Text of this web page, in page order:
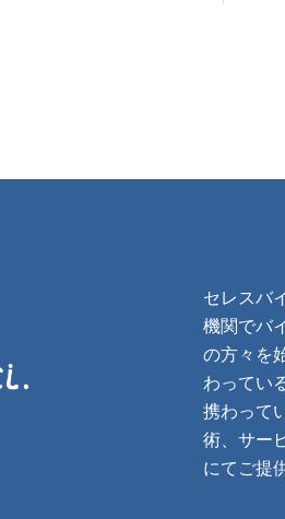
セレスバ
機関でバ
の方々を
わってい
携わって
術、サー
にてご提